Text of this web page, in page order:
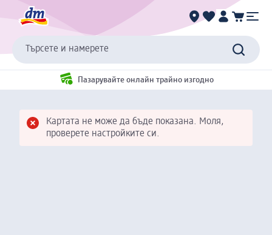
Търсете и намерете
Пазарувайте онлайн трайно изгодно
Картата не може да бъде показана. Моля,
проверете настройките си.